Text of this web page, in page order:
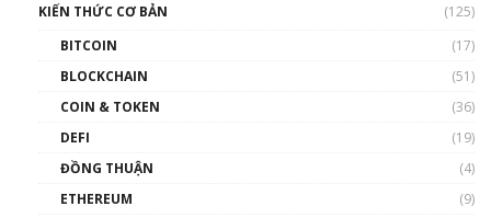
00:43:47
như thể nào?
00:39:31
Phổ cập Blockchain
KIẾN THỨC CƠ BẢN
(125)
BITCOIN
(17)
BLOCKCHAIN
(51)
COIN & TOKEN
(36)
DEFI
(19)
ĐỒNG THUẬN
(4)
ETHEREUM
(9)